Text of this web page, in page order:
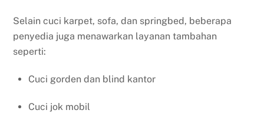
Selain cuci karpet, sofa, dan springbed, beberapa
penyedia juga menawarkan layanan tambahan
seperti:
Cuci gorden dan blind kantor
Cuci jok mobil